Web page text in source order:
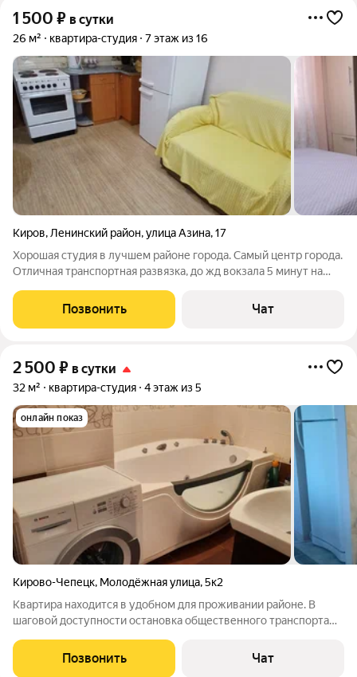
1 500 ₽ в сутки
26 м² квартира-студия 7 этаж из 16
Киров, Ленинский район,улица Азина,17
Хорошая студия в лучшем районе города. Самый центр города.
Отличная транспортная развязка, до жд вокзала 5 минут на
учебных заведений, кафе, столовые, кофейни. Остановка
прямо у дома.
Позвонить Чат
2 500 ₽ в сутки
32 м² квартира-студия 4 этаж из 5
онлайн показ
Кирово-Чепецк, Молодёжная улица,5к2
Квартира находится в удобном для проживании районе. В
шаговой доступности остановка общественного транспорта
Пирамида,Авангард. В квартире имеется 2спальный диван и
кресло-кровать.Вся необходимая для проживания
Позвонить Чат